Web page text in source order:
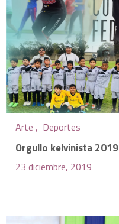
Arte , Deportes
Orgullo kelvinista 2019
23 diciembre, 2019